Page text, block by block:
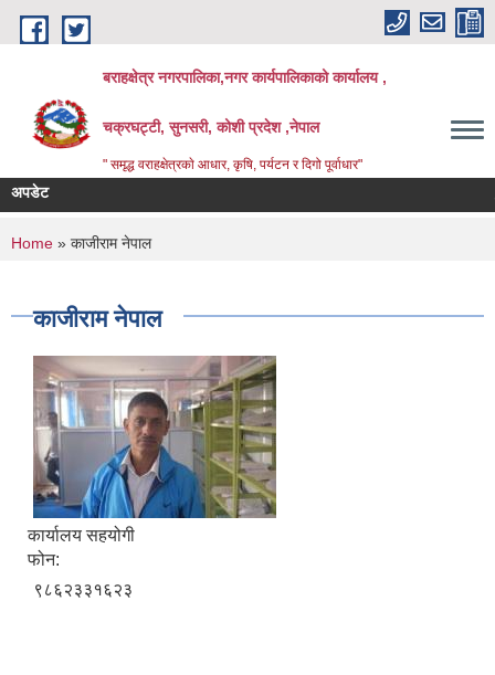
Skip to main content
बराहक्षेत्र नगरपालिका,नगर कार्यपालिकाको कार्यालय ,
चक्रघट्टी, सुनसरी, कोशी प्रदेश ,नेपाल
" समृद्ध वराहक्षेत्रकाे आधार, कृषि, पर्यटन र दिगो पूर्वाधार"
अपडेट
You are here
Home » काजीराम नेपाल
काजीराम नेपाल
कार्यालय सहयोगी
फोन:
९८६२३३१६२३